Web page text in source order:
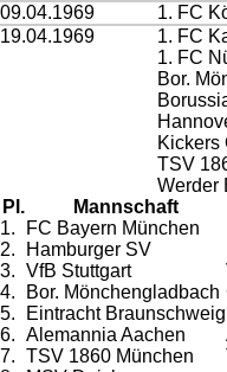
09.04.1969
1. FC
19.04.1969
1. FC
1. FC
Bor.
Kickers
TSV
Werder
Pl.
Mannschaft
1.
FC Bayern München
2.
Hamburger SV
3. VfB Stuttgart
4.
Bor. Mönchengladbach
5.
Eintracht Braunschweig
6. Alemannia Aachen
7. TSV 1860 München